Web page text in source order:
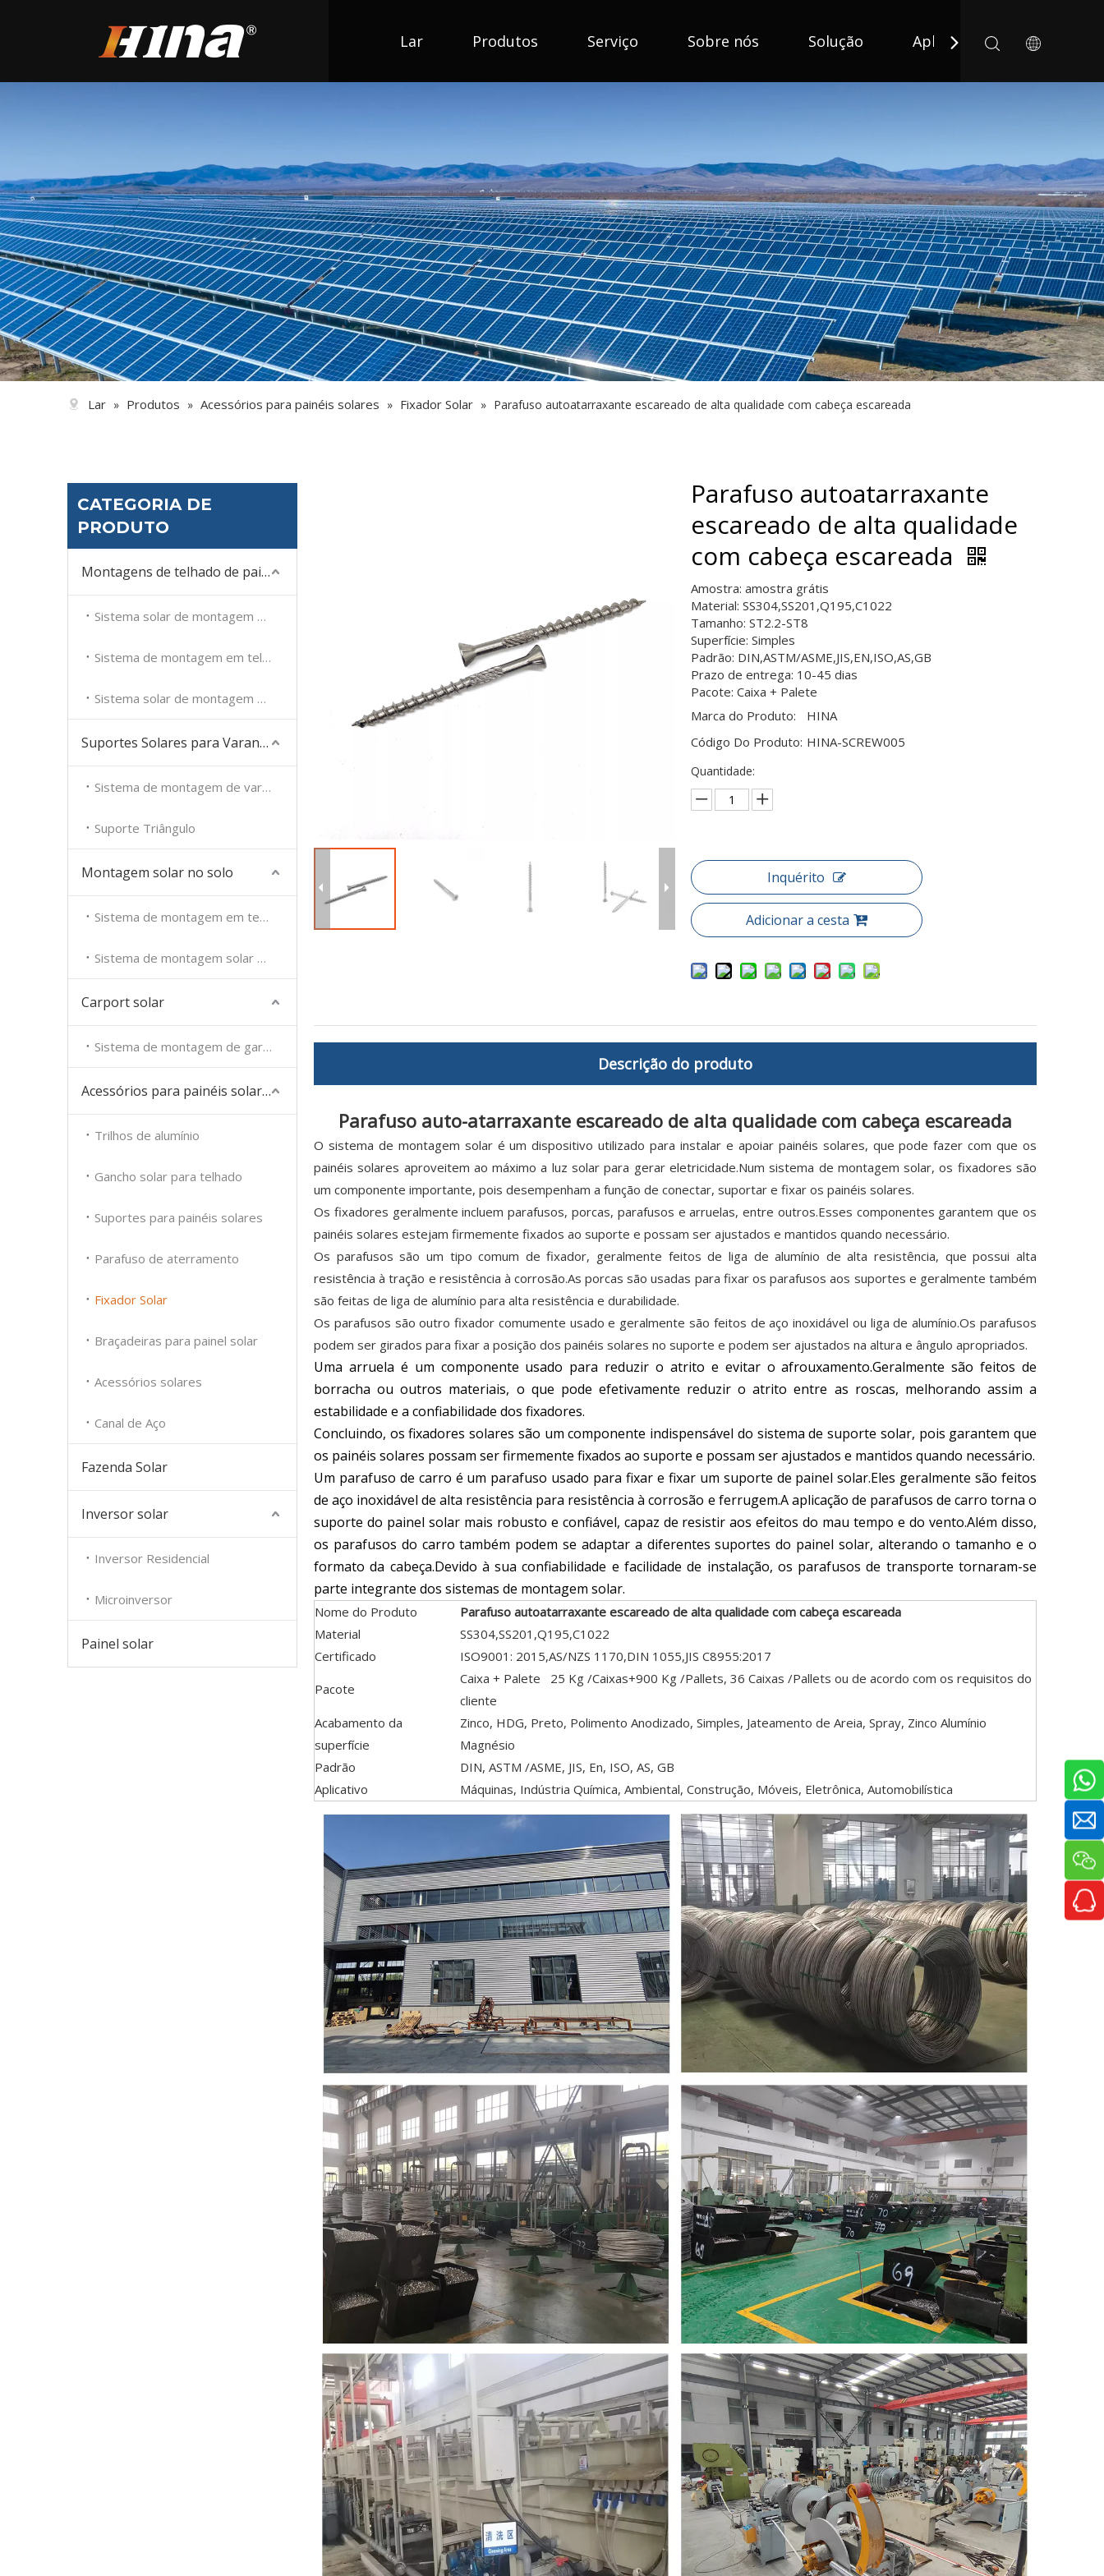
Lar Produtos Serviço Sobre nós Solução Aplicativo Notícias
Lar » Produtos » Acessórios para painéis solares » Fixador Solar » Parafuso autoatarraxante escareado de alta qualidade com cabeça escareada
CATEGORIA DE
PRODUTO
Montagens de telhado de painel solar
Sistema solar de montagem em telhado plano
Sistema de montagem em telhado de telha solar
Sistema solar de montagem em telhado metálico
Suportes Solares para Varanda
Sistema de montagem de varanda solar
Suporte Triângulo
Montagem solar no solo
Sistema de montagem em terra solar
Sistema de montagem solar para fazenda
Carport solar
Sistema de montagem de garagem
Acessórios para painéis solares
Trilhos de alumínio
Gancho solar para telhado
Suportes para painéis solares
Parafuso de aterramento
Fixador Solar
Braçadeiras para painel solar
Acessórios solares
Canal de Aço
Fazenda Solar
Inversor solar
Inversor Residencial
Microinversor
Painel solar
Parafuso autoatarraxante
escareado de alta qualidade
com cabeça escareada
Amostra: amostra grátis
Material: SS304,SS201,Q195,C1022
Tamanho: ST2.2-ST8
Superfície: Simples
Padrão: DIN,ASTM/ASME,JIS,EN,ISO,AS,GB
Prazo de entrega: 10-45 dias
Pacote: Caixa + Palete
Marca do Produto:
HINA
Código Do Produto: HINA-SCREW005
Quantidade:
Inquérito
Adicionar a cesta
Descrição do produto
Parafuso auto-atarraxante escareado de alta qualidade com cabeça escareada
O sistema de montagem solar é um dispositivo utilizado para instalar e apoiar painéis solares, que pode fazer com que os
painéis solares aproveitem ao máximo a luz solar para gerar eletricidade.Num sistema de montagem solar, os fixadores são
um componente importante, pois desempenham a função de conectar, suportar e fixar os painéis solares.
Os fixadores geralmente incluem parafusos, porcas, parafusos e arruelas, entre outros.Esses componentes garantem que os
painéis solares estejam firmemente fixados ao suporte e possam ser ajustados e mantidos quando necessário.
Os parafusos são um tipo comum de fixador, geralmente feitos de liga de alumínio de alta resistência, que possui alta
resistência à tração e resistência à corrosão.As porcas são usadas para fixar os parafusos aos suportes e geralmente também
são feitas de liga de alumínio para alta resistência e durabilidade.
Os parafusos são outro fixador comumente usado e geralmente são feitos de aço inoxidável ou liga de alumínio.Os parafusos
podem ser girados para fixar a posição dos painéis solares no suporte e podem ser ajustados na altura e ângulo apropriados.
Uma arruela é um componente usado para reduzir o atrito e evitar o afrouxamento.Geralmente são feitos de
borracha ou outros materiais, o que pode efetivamente reduzir o atrito entre as roscas, melhorando assim a
estabilidade e a confiabilidade dos fixadores.
Concluindo, os fixadores solares são um componente indispensável do sistema de suporte solar, pois garantem que
os painéis solares possam ser firmemente fixados ao suporte e possam ser ajustados e mantidos quando necessário.
Um parafuso de carro é um parafuso usado para fixar e fixar um suporte de painel solar.Eles geralmente são feitos
de aço inoxidável de alta resistência para resistência à corrosão e ferrugem.A aplicação de parafusos de carro torna o
suporte do painel solar mais robusto e confiável, capaz de resistir aos efeitos do mau tempo e do vento.Além disso,
os parafusos do carro também podem se adaptar a diferentes suportes do painel solar, alterando o tamanho e o
formato da cabeça.Devido à sua confiabilidade e facilidade de instalação, os parafusos de transporte tornaram-se
parte integrante dos sistemas de montagem solar.
Nome do Produto
Parafuso autoatarraxante escareado de alta qualidade com cabeça escareada
Material
SS304,SS201,Q195,C1022
Certificado
ISO9001: 2015,AS/NZS 1170,DIN 1055,JIS C8955:2017
Pacote
Caixa + Palete 25 Kg /Caixas+900 Kg /Pallets, 36 Caixas /Pallets ou de acordo com os requisitos do
cliente
Acabamento da
superfície
Zinco, HDG, Preto, Polimento Anodizado, Simples, Jateamento de Areia, Spray, Zinco Alumínio
Magnésio
Padrão
DIN, ASTM /ASME, JIS, En, ISO, AS, GB
Aplicativo
Máquinas, Indústria Química, Ambiental, Construção, Móveis, Eletrônica, Automobilística